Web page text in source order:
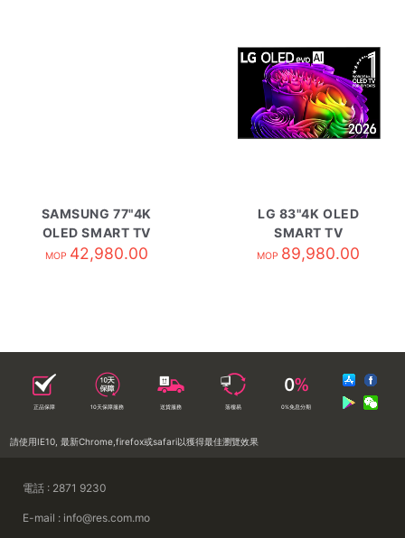
SAMSUNG 77"4K
OLED SMART TV
QA77S85HAEXZK
MOP 42,980.00
LG 83"4K OLED
SMART TV
OLED83G6PCA
MOP 89,980.00
正品保障 10天保障服務 送貨服務 落樓易 0%免息分期
請使用IE10, 最新Chrome,firefox或safari以獲得最佳瀏覽效果
電話 : 2871 9230
E-mail : info@res.com.mo